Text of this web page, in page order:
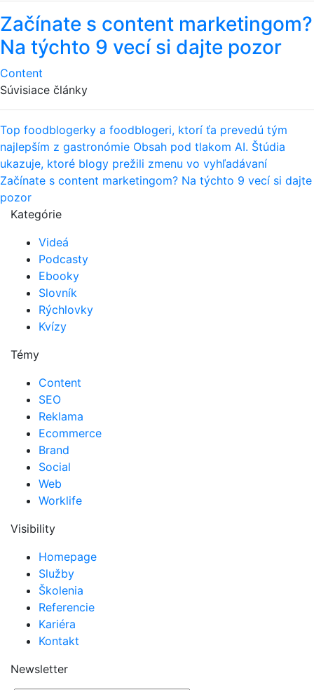
Začínate s content marketingom?
Na týchto 9 vecí si dajte pozor
Content
Súvisiace články
Top foodblogerky a foodblogeri, ktorí ťa prevedú tým
najlepším z gastronómie Obsah pod tlakom AI. Štúdia
ukazuje, ktoré blogy prežili zmenu vo vyhľadávaní
Začínate s content marketingom? Na týchto 9 vecí si dajte
pozor
Kategórie
Videá
Podcasty
Ebooky
Slovník
Rýchlovky
Kvízy
Témy
Content
SEO
Reklama
Ecommerce
Brand
Social
Web
Worklife
Visibility
Homepage
Služby
Školenia
Referencie
Kariéra
Kontakt
Newsletter